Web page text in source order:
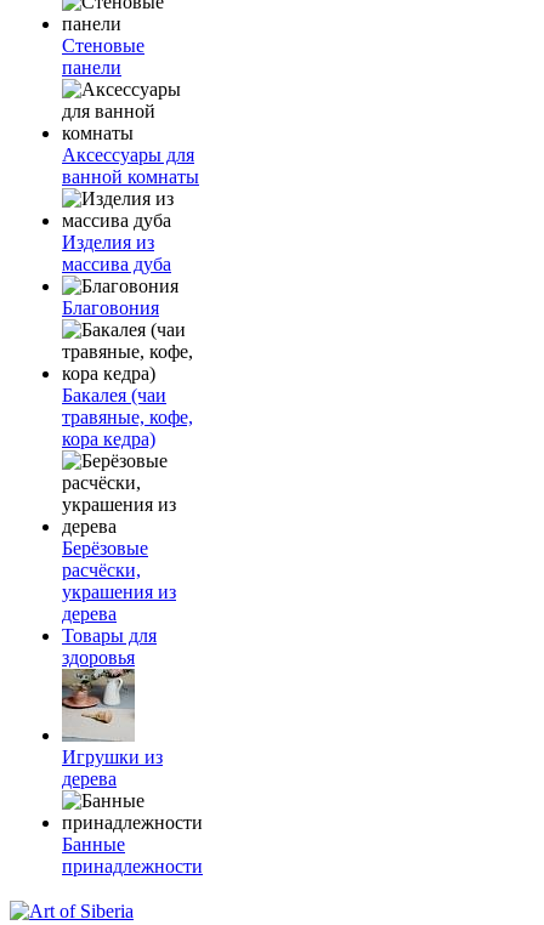
Стеновые
панели
Аксессуары для
ванной комнаты
Изделия из
массива дуба
Благовония
Бакалея (чаи
травяные, кофе,
кора кедра)
Берёзовые
расчёски,
украшения из
дерева
Товары для
здоровья
Игрушки из
дерева
Банные
принадлежности